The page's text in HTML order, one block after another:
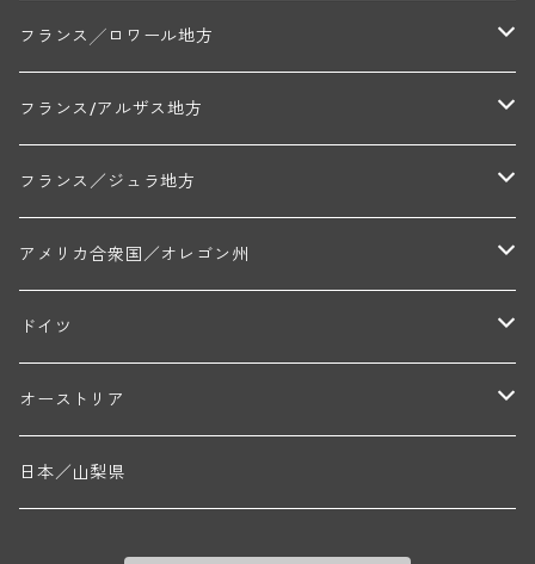
セラファン・ペール・エ・フィス(ジュヴレ・シャンベルタン)
エマニュエル・ルジェ(フラジェ・エシェゾー)
ニコラ・ルジェ(フラジェ・エシェゾー)
フランソワーズ・ジャニアール(ペルナン・ヴェルジュレス)
マルキ・ダンジェルヴィル(ヴォルネー)
ドニ・ペール・エ・フィス(ペルナン・ヴェルジュレス)
コント・ラフォン(ムルソー)
コート・シャロネーズ地区
ロワイエ(コート・デュ・クーショワ)
A&Pド・ヴィレーヌ(ブーズロン)
マコネ地区
マンシア・ポンセ(シャントレ)
ボージョレ地区
フランク・ジュイヤール(ジュリエナ)
ギイ・ブルトン(モルゴン)
ジャン・ルイ・シャーヴ・セレクション(エルミタージュ)
ル・ヴュー・ドンジョン(シャトーヌフ・デュ・パプ)
シャトー・ライヤ(シャトーヌフ・デュ・パプ)
ド・ロルチュ(ヴァルフローネ)
ヴァン・ド・ペイ・ド・レロー
ムーラン・ド・ガサック
アントル・ドゥー・メール地区
シャトー・レストリーユ
メドック地区
シャトー・ル・タンプル
フランス╱ロワール地方
ペイ・ナンテ地区
デ・オー・ペミオン(ムスカデ)
サントル・ニヴェルネ地区
ディディエ・ダグノー(プイィ・フュメ)
レジス・ミネ(プイィ・フュメ)
トゥーレーヌ地区
ド・ラ・ノブレ(シノン)
フランス/アルザス地方
ロリー・ガスマン
フランス／ジュラ地方
アルボワ
ペリカン
アメリカ合衆国／オレゴン州
ウィラメット・ヴァレー
ニコラ・ジェイ
ドイツ
ラインガウ
ゲオルグ・ブロイヤー
フランケン
オーストリア
テルメンレギオン
日本／山梨県